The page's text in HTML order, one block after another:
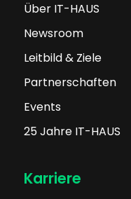
Über IT-HAUS
Newsroom
Leitbild & Ziele
Partnerschaften
Events
25 Jahre IT-HAUS
Karriere